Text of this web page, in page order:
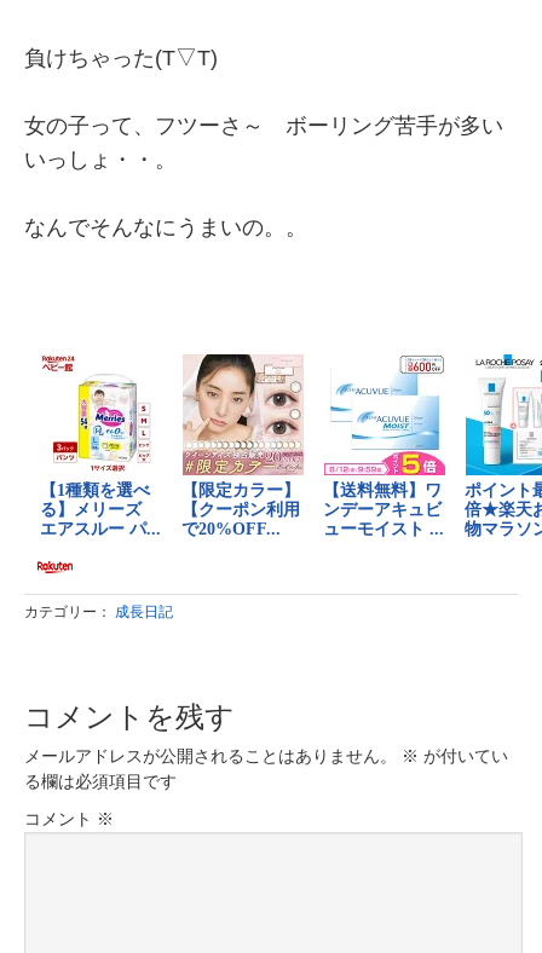
負けちゃった(T▽T)
女の子って、フツーさ～ ボーリング苦手が多い
いっしょ・・。
なんでそんなにうまいの。。
カテゴリー： 成長日記
コメントを残す
メールアドレスが公開されることはありません。 ※ が付いてい
る欄は必須項目です
コメント ※